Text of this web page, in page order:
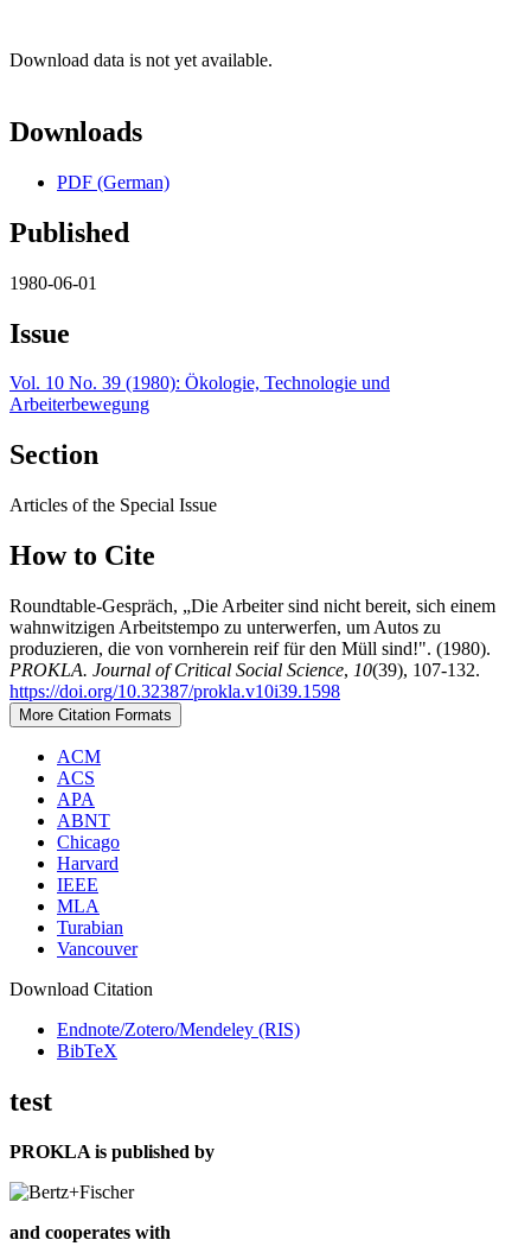
Download data is not yet available.
Downloads
PDF (German)
Published
1980-06-01
Issue
Vol. 10 No. 39 (1980): Ökologie, Technologie und
Arbeiterbewegung
Section
Articles of the Special Issue
How to Cite
Roundtable-Gespräch, „Die Arbeiter sind nicht bereit, sich einem
wahnwitzigen Arbeitstempo zu unterwerfen, um Autos zu
produzieren, die von vornherein reif für den Müll sind!". (1980).
PROKLA. Journal of Critical Social Science, 10(39), 107-132.
https://doi.org/10.32387/prokla.v10i39.1598
More Citation Formats
ACM
ACS
APA
ABNT
Chicago
Harvard
IEEE
MLA
Turabian
Vancouver
Download Citation
Endnote/Zotero/Mendeley (RIS)
BibTeX
test
PROKLA is published by
and cooperates with